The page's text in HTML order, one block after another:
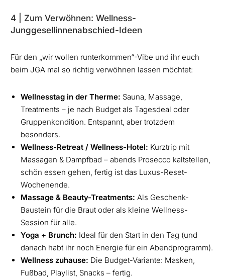
4 | Zum Verwöhnen: Wellness-
Junggesellinnenabschied-Ideen
Für den „wir wollen runterkommen“-Vibe und ihr euch
beim JGA mal so richtig verwöhnen lassen möchtet:
Wellnesstag in der Therme: Sauna, Massage,
Treatments – je nach Budget als Tagesdeal oder
Gruppenkondition. Entspannt, aber trotzdem
besonders.
Wellness-Retreat / Wellness-Hotel: Kurztrip mit
Massagen & Dampfbad – abends Prosecco kaltstellen,
schön essen gehen, fertig ist das Luxus-Reset-
Wochenende.
Massage & Beauty-Treatments: Als Geschenk-
Baustein für die Braut oder als kleine Wellness-
Session für alle.
Yoga + Brunch: Ideal für den Start in den Tag (und
danach habt ihr noch Energie für ein Abendprogramm).
Wellness zuhause: Die Budget-Variante: Masken,
Fußbad, Playlist, Snacks – fertig.